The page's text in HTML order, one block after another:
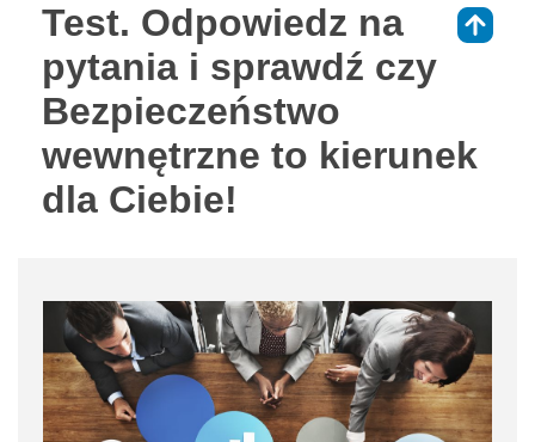
Test. Odpowiedz na
pytania i sprawdź czy
Bezpieczeństwo
wewnętrzne to kierunek
dla Ciebie!